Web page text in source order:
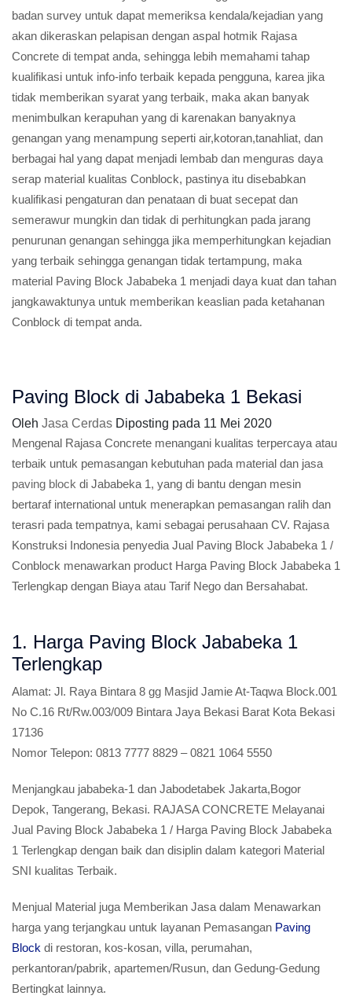
badan survey untuk dapat memeriksa kendala/kejadian yang
akan dikeraskan pelapisan dengan aspal hotmik Rajasa
Concrete di tempat anda, sehingga lebih memahami tahap
kualifikasi untuk info-info terbaik kepada pengguna, karea jika
tidak memberikan syarat yang terbaik, maka akan banyak
menimbulkan kerapuhan yang di karenakan banyaknya
genangan yang menampung seperti air,kotoran,tanahliat, dan
berbagai hal yang dapat menjadi lembab dan menguras daya
serap material kualitas Conblock, pastinya itu disebabkan
kualifikasi pengaturan dan penataan di buat secepat dan
semerawur mungkin dan tidak di perhitungkan pada jarang
penurunan genangan sehingga jika memperhitungkan kejadian
yang terbaik sehingga genangan tidak tertampung, maka
material Paving Block Jababeka 1 menjadi daya kuat dan tahan
jangkawaktunya untuk memberikan keaslian pada ketahanan
Conblock di tempat anda.
Paving Block di Jababeka 1 Bekasi
Oleh Jasa Cerdas Diposting pada 11 Mei 2020
Mengenal Rajasa Concrete menangani kualitas terpercaya atau
terbaik untuk pemasangan kebutuhan pada material dan jasa
paving block di Jababeka 1, yang di bantu dengan mesin
bertaraf international untuk menerapkan pemasangan ralih dan
terasri pada tempatnya, kami sebagai perusahaan CV. Rajasa
Konstruksi Indonesia penyedia Jual Paving Block Jababeka 1 /
Conblock menawarkan product Harga Paving Block Jababeka 1
Terlengkap dengan Biaya atau Tarif Nego dan Bersahabat.
1. Harga Paving Block Jababeka 1
Terlengkap
Alamat: Jl. Raya Bintara 8 gg Masjid Jamie At-Taqwa Block.001
No C.16 Rt/Rw.003/009 Bintara Jaya Bekasi Barat Kota Bekasi
17136
Nomor Telepon: 0813 7777 8829 – 0821 1064 5550
Menjangkau jababeka-1 dan Jabodetabek Jakarta,Bogor
Depok, Tangerang, Bekasi. RAJASA CONCRETE Melayanai
Jual Paving Block Jababeka 1 / Harga Paving Block Jababeka
1 Terlengkap dengan baik dan disiplin dalam kategori Material
SNI kualitas Terbaik.
Menjual Material juga Memberikan Jasa dalam Menawarkan
harga yang terjangkau untuk layanan Pemasangan Paving
Block di restoran, kos-kosan, villa, perumahan,
perkantoran/pabrik, apartemen/Rusun, dan Gedung-Gedung
Bertingkat lainnya.